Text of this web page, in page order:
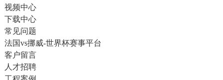
视频中心
下载中心
常见问题
法国vs挪威-世界杯赛事平台
客户留言
人才招聘